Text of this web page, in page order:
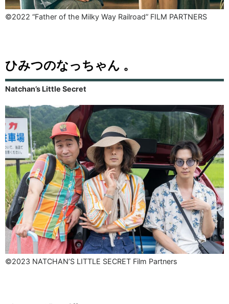
©2022 “Father of the Milky Way Railroad” FILM PARTNERS
ひみつのなっちゃん 。
Natchan’s Little Secret
©2023 NATCHAN’S LITTLE SECRET Film Partners